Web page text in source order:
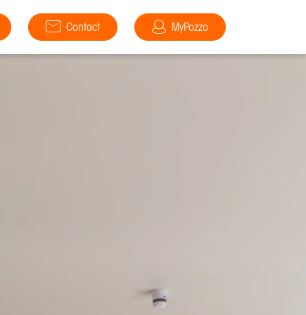
Contact MyPozzo